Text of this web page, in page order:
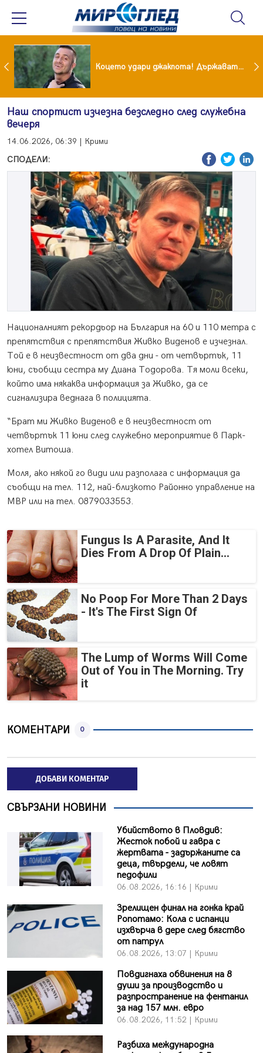
Тишина преди бурята! Защо Саня Армутлиева продължава да мълчи за раздялата с Дара? Коцето удари джакпота! Държавата му плаща 95 000 евро
Наш спортист изчезна безследно след служебна
вечеря
14.06.2026, 06:39 | Крими
СПОДЕЛИ:
Националният рекордьор на България на 60 и 110 метра с
препятствия с препятствия Живко Виденов е изчезнал.
Той е в неизвестност от два дни - от четвъртък, 11
юни, съобщи сестра му Диана Тодорова. Тя моли всеки,
който има някаква информация за Живко, да се
сигнализира веднага в полицията.
“Брат ми Живко Виденов е в неизвестност от
четвъртък 11 юни след служебно мероприятие в Парк-
хотел Витоша.
Моля, ако някой го види или разполага с информация да
съобщи на тел. 112, най-близкото Районно управление на
МВР или на тел. 0879033553.
Fungus Is A Parasite, And It
Dies From A Drop Of Plain...
No Poop For More Than 2 Days
- It's The First Sign Of
The Lump of Worms Will Come
Out of You in The Morning. Try
it
КОМЕНТАРИ 0
ДОБАВИ КОМЕНТАР
СВЪРЗАНИ НОВИНИ
Убийството в Пловдив:
Жесток побой и гавра с
жертвата - задържаните са
деца, твърдели, че ловят
педофили
06.08.2026, 16:16 | Крими
Зрелищен финал на гонка край
Ропотамо: Кола с испанци
изхвърча в дере след бягство
от патрул
06.08.2026, 13:07 | Крими
Повдигнаха обвинения на 8
души за производство и
разпространение на фентанил
за над 157 млн. евро
06.08.2026, 11:52 | Крими
Разбиха международна